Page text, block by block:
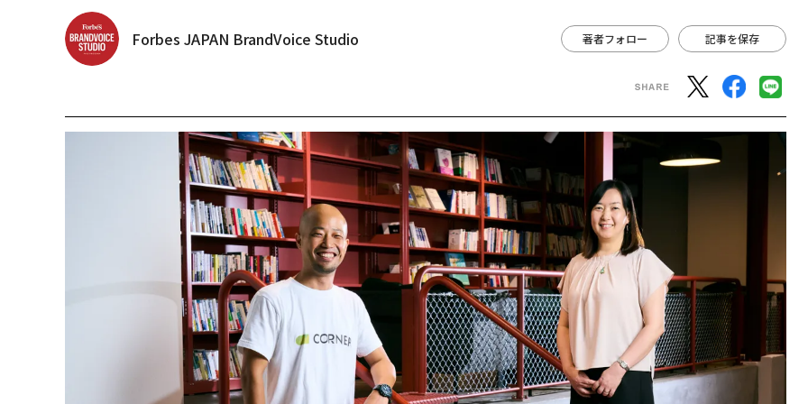
Forbes JAPAN BrandVoice Studio 著者フォロー 記事を保存